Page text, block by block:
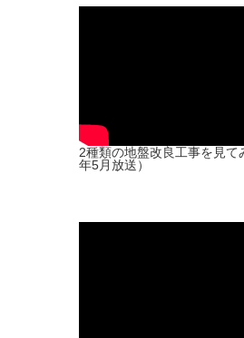
2種類の地盤改良工事を見て
年5月放送）